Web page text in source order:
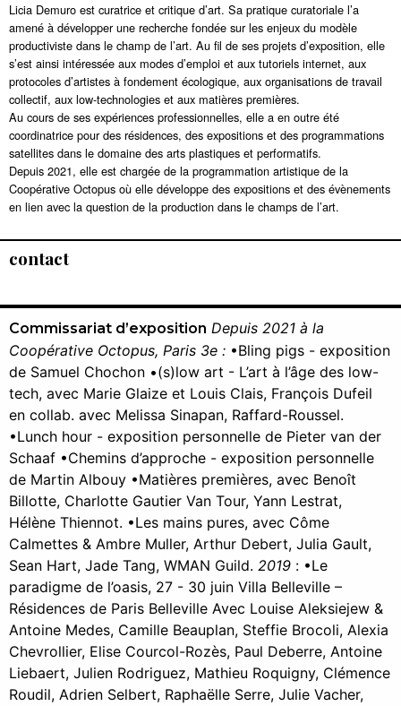
Licia Demuro est curatrice et critique d’art. Sa pratique curatoriale l’a
amené à développer une recherche fondée sur les enjeux du modèle
productiviste dans le champ de l’art. Au fil de ses projets d’exposition, elle
s’est ainsi intéressée aux modes d’emploi et aux tutoriels internet, aux
protocoles d’artistes à fondement écologique, aux organisations de travail
collectif, aux low-technologies et aux matières premières.
Au cours de ses expériences professionnelles, elle a en outre été
coordinatrice pour des résidences, des expositions et des programmations
satellites dans le domaine des arts plastiques et performatifs.
Depuis 2021, elle est chargée de la programmation artistique de la
Coopérative Octopus où elle développe des expositions et des évènements
en lien avec la question de la production dans le champs de l’art.
contact
Commissariat d’exposition Depuis 2021 à la
Coopérative Octopus, Paris 3e : •Bling pigs - exposition
de Samuel Chochon •(s)low art - L’art à l’âge des low-
tech, avec Marie Glaize et Louis Clais, François Dufeil
en collab. avec Melissa Sinapan, Raffard-Roussel.
•Lunch hour - exposition personnelle de Pieter van der
Schaaf •Chemins d’approche - exposition personnelle
de Martin Albouy •Matières premières, avec Benoît
Billotte, Charlotte Gautier Van Tour, Yann Lestrat,
Hélène Thiennot. •Les mains pures, avec Côme
Calmettes & Ambre Muller, Arthur Debert, Julia Gault,
Sean Hart, Jade Tang, WMAN Guild. 2019 : •Le
paradigme de l’oasis, 27 - 30 juin Villa Belleville –
Résidences de Paris Belleville Avec Louise Aleksiejew &
Antoine Medes, Camille Beauplan, Steffie Brocoli, Alexia
Chevrollier, Elise Courcol-Rozès, Paul Deberre, Antoine
Liebaert, Julien Rodriguez, Mathieu Roquigny, Clémence
Roudil, Adrien Selbert, Raphaëlle Serre, Julie Vacher,